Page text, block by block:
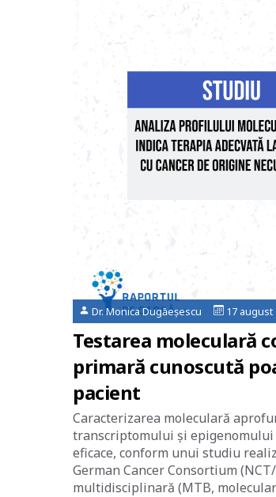
Dr. Monica Dugăeșescu 17
Testarea moleculară
primară cunoscută
pacient
Caracterizarea moleculară
transcriptomului şi
eficace, conform unui studiu
German Cancer Consortium
multidisciplinară (MTB,